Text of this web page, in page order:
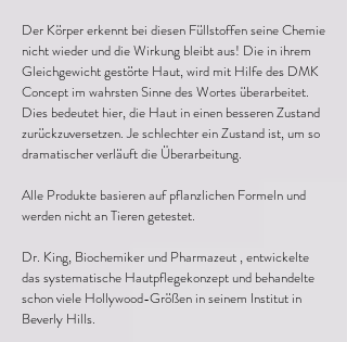
Der Körper erkennt bei diesen Füllstoffen seine Chemie
nicht wieder und die Wirkung bleibt aus! Die in ihrem
Gleichgewicht gestörte Haut, wird mit Hilfe des DMK
Concept im wahrsten Sinne des Wortes überarbeitet.
Dies bedeutet hier, die Haut in einen besseren Zustand
zurückzuversetzen. Je schlechter ein Zustand ist, um so
dramatischer verläuft die Überarbeitung.
Alle Produkte basieren auf pflanzlichen Formeln und
werden nicht an Tieren getestet.
Dr. King, Biochemiker und Pharmazeut , entwickelte
das systematische Hautpflegekonzept und behandelte
schon viele Hollywood-Größen in seinem Institut in
Beverly Hills.